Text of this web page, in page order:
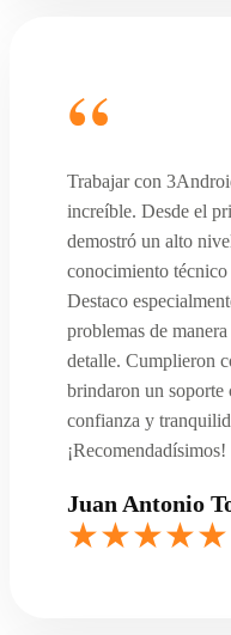
Juan Antonio
Trabajar con
increíble. Desde el
demostró un alto
conocimiento
Destaco
problemas de
detalle. Cumplieron
brindaron un
confianza y
¡Recomendadísimos!